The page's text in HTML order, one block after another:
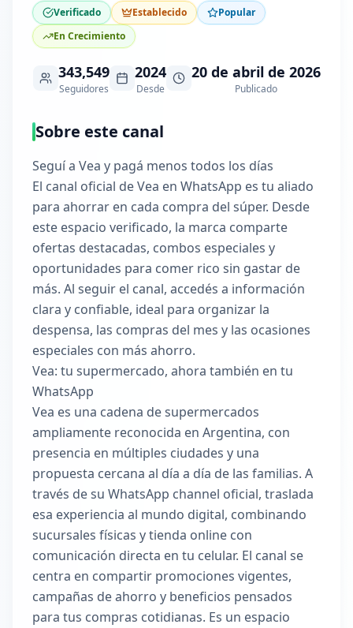
Verificado Establecido
Popular
En Crecimiento
343,549
Seguidores
2024
Desde
20 de abril de 2026
Publicado
Sobre este canal
Seguí a Vea y pagá menos todos los días
El canal oficial de Vea en WhatsApp es tu aliado
para ahorrar en cada compra del súper. Desde
este espacio verificado, la marca comparte
ofertas destacadas, combos especiales y
oportunidades para comer rico sin gastar de
más. Al seguir el canal, accedés a información
clara y confiable, ideal para organizar la
despensa, las compras del mes y las ocasiones
especiales con más ahorro.
Vea: tu supermercado, ahora también en tu
WhatsApp
Vea es una cadena de supermercados
ampliamente reconocida en Argentina, con
presencia en múltiples ciudades y una
propuesta cercana al día a día de las familias. A
través de su WhatsApp channel oficial, traslada
esa experiencia al mundo digital, combinando
sucursales físicas y tienda online con
comunicación directa en tu celular. El canal se
centra en compartir promociones vigentes,
campañas de ahorro y beneficios pensados
para tus compras cotidianas. Es un espacio